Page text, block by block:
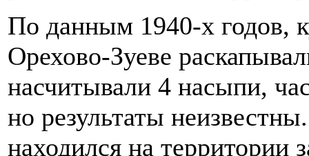
По данным 1940-х годов,
Орехово-Зуеве
насчитывали 4 насыпи,
но результаты
находился на территории